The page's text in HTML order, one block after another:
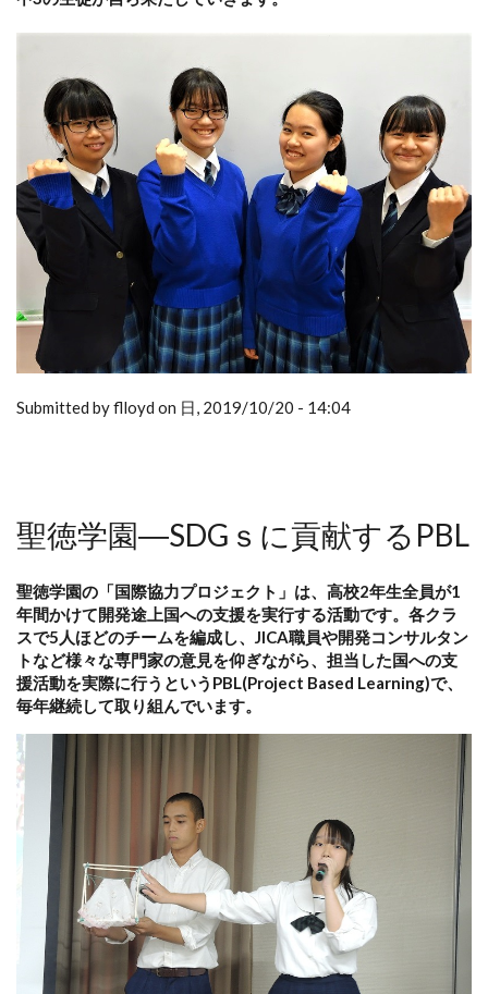
Submitted by flloyd on 日, 2019/10/20 - 14:04
聖徳学園―SDGｓに貢献するPBL
聖徳学園の「国際協力プロジェクト」は、高校2年生全員が1
年間かけて開発途上国への支援を実行する活動です。各クラ
スで5人ほどのチームを編成し、JICA職員や開発コンサルタン
トなど様々な専門家の意見を仰ぎながら、担当した国への支
援活動を実際に行うというPBL(Project Based Learning)で、
毎年継続して取り組んでいます。